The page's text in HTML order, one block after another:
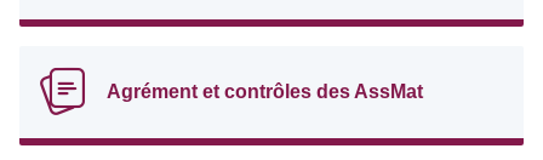
Agrément et contrôles des AssMat